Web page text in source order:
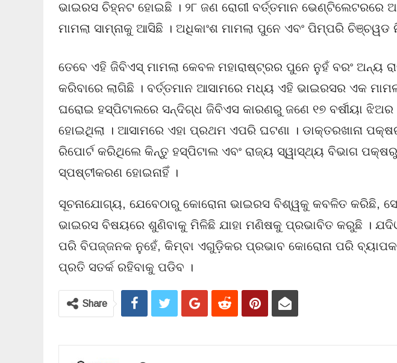
ଭାଇରସ ଚିହ୍ନଟ ହୋଇଛି । ୨୮ ଜଣ ରୋଗୀ ବର୍ତ୍ତମାନ
ମାମଲା ସାମ୍ନାକୁ ଆସିଛି । ଅଧିକାଂଶ ମାମଲା ପୁନେ ଏବଂ ପିମ୍ପରି ଚିଞ୍ଚୱଡ
ତେବେ ଏହି ଜିବିଏସ୍ ମାମଲା କେବଳ ମହାରାଷ୍ଟ୍ରର ପୁନେ ନୁହଁ ବରଂ ଅନ୍ୟ
କରିବାରେ ଲାଗିଛି । ବର୍ତ୍ତମାନ ଆସାମରେ ମଧ୍ୟ ଏହି ଭାଇରସର ଏକ
ଘରୋଇ ହସ୍ପିଟାଲରେ ସନ୍ଦିଗ୍ଧ ଜିବିଏସ କାରଣରୁ ଜଣେ ୧୭ ବର୍ଷୀୟା
ହୋଇଥିଲା । ଆସାମରେ ଏହା ପ୍ରଥମ ଏପରି ଘଟଣା । ଡାକ୍ତରଖାନା
ରିପୋର୍ଟ କରିଥିଲେ କିନ୍ତୁ ହସ୍ପିଟାଲ ଏବଂ ରାଜ୍ୟ ସ୍ୱାସ୍ଥ୍ୟ ବିଭାଗ
ସ୍ପଷ୍ଟୀକରଣ ହୋଇନାହିଁ ।
ସୂଚନାଯୋଗ୍ୟ, ଯେବେଠାରୁ କୋରୋନା ଭାଇରସ ବିଶ୍ୱକୁ କବଳିତ କରିଛି,
ଭାଇରସ ବିଷୟରେ ଶୁଣିବାକୁ ମିଳିଛି ଯାହା ମଣିଷକୁ ପ୍ରଭାବିତ କରୁଛି ।
ପରି ବିପଜ୍ଜନକ ନୁହେଁ, କିମ୍ବା ଏଗୁଡ଼ିକର ପ୍ରଭାବ କୋରୋନା ପରି
ପ୍ରତି ସତର୍କ ରହିବାକୁ ପଡିବ ।
Share